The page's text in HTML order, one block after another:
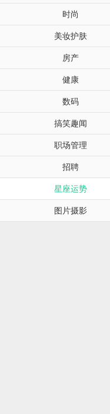
时尚
美妆护肤
房产
健康
数码
搞笑趣闻
职场管理
招聘
星座运势
图片摄影